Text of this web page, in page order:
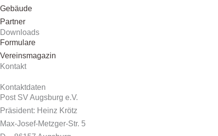
Gebäude
Partner
Downloads
Formulare
Vereinsmagazin
Kontakt
Kontaktdaten
Post SV Augsburg e.V.
Präsident: Heinz Krötz
Max-Josef-Metzger-Str. 5